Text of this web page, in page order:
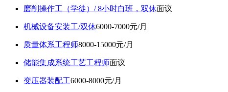
磨削操作工（学徒）/ 8小时白班，双休面议
机械设备安装工/双休6000-7000元/月
质量体系工程师8000-15000元/月
储能集成系统工艺工程师面议
变压器装配工6000-8000元/月